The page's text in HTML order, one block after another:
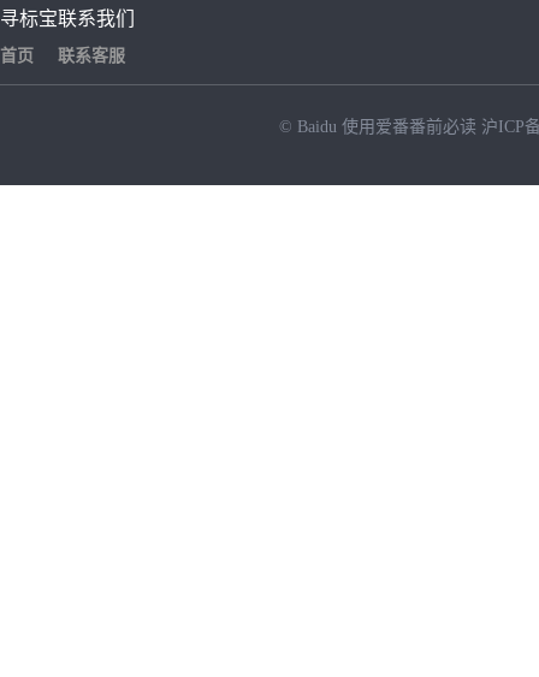
寻标宝
首页
联系我们
联系客服
© Baidu 使用爱番番前必读 沪ICP